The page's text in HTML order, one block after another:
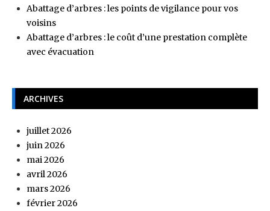
Abattage d’arbres : les points de vigilance pour vos
voisins
Abattage d’arbres : le coût d’une prestation complète
avec évacuation
ARCHIVES
juillet 2026
juin 2026
mai 2026
avril 2026
mars 2026
février 2026